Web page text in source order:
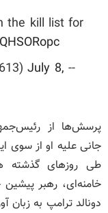
the kill list for
-- Open Source Intel (@Osint613)
July 8,
پرسش‌ها از
جانی علیه او از سوی
طی روزهای گذشته
خامنه‌ای، رهبر
دونالد ترامپ به زبان